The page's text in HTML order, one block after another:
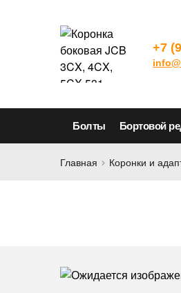
+7
Болты Бортовой
Главная Коронки и